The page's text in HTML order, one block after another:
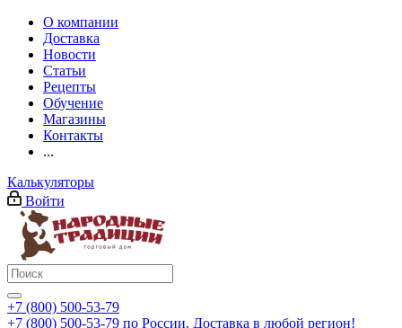
О компании
Доставка
Новости
Статьи
Рецепты
Обучение
Магазины
Контакты
...
Калькуляторы
Войти
+7 (800) 500-53-79
+7 (800) 500-53-79 по России. Доставка в любой регион!